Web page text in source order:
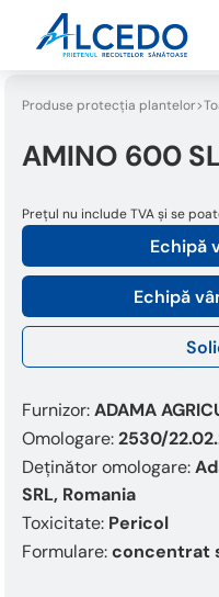
Welcome
One
screen
reader.
start
One
Accessibility
press
This
shortcut
activates
the
Produse protecția plantelor
AMINO 600
Echipă
Echipă
Prețul nu include TVA și se
Furnizor:ADAMA
Omologare:2530/
Deținător omologare:
SRL, Romania
Toxicitate: Pericol
Formulare:concentrat